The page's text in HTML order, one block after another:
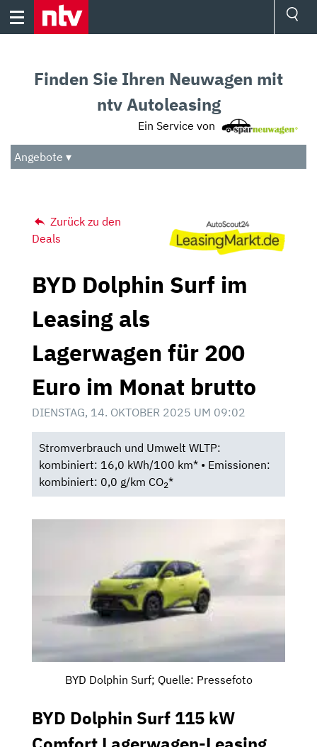
Skip
Audio
Das Beste
Finden Sie Ihren Neuwagen mit
ntv Autoleasing
Ein Service von
Angebote ▾
Zurück zu den
Deals
BYD Dolphin Surf im
Leasing als
Lagerwagen für 200
Euro im Monat brutto
DIENSTAG, 14. OKTOBER 2025 UM 09:02
Stromverbrauch und Umwelt WLTP:
kombiniert: 16,0 kWh/100 km* • Emissionen:
kombiniert: 0,0 g/km CO2*
BYD Dolphin Surf; Quelle: Pressefoto
BYD Dolphin Surf 115 kW